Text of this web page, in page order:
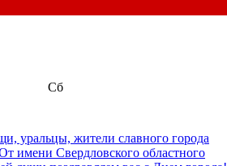
Сб
уральцы, жители славного города
имени Свердловского областного